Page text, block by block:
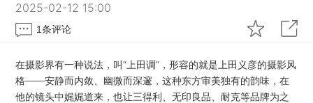
2025-02-12 15:00
1条评论
在摄影界有一种说法，叫“上田调”，形容的就是上田义彦的摄影风
格——安静而内敛、幽微而深邃，这种东方审美独有的韵味，在
他的镜头中娓娓道来，也让三得利、无印良品、耐克等品牌为之